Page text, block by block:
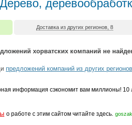
Доставка из других регионов, 8
хорватских компаний не
предложений компаний из других
информация сэкономит вам миллионы! 10
о работе с этим сайтом читайте здесь.